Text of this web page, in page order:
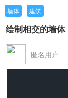
墙体 建筑
绘制相交的墙
匿名用户